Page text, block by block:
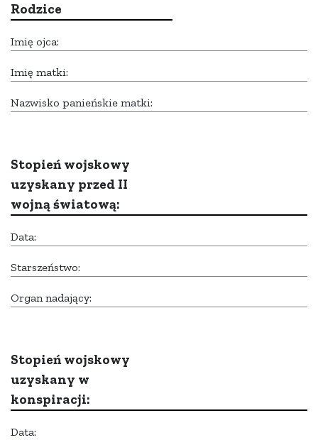
Rodzice
Imię ojca:
Imię matki:
Nazwisko panieńskie matki:
Stopień wojskowy
uzyskany przed II
wojną światową:
Data:
Starszeństwo:
Organ nadający:
Stopień wojskowy
uzyskany w
konspiracji:
Data: